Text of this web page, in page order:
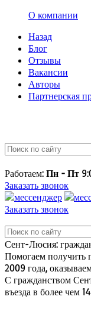
О компании
Назад
Блог
Отзывы
Вакансии
Авторы
Партнерская
Работаем: Пн - Пт
Заказать звонок
Заказать звонок
Сент-Люсия:
Помогаем получить
2009 года,
С гражданством
въезда в более чем